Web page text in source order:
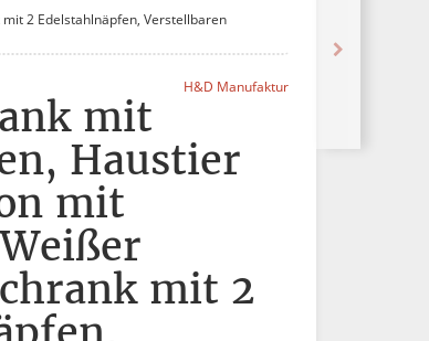
2 Edelstahlnäpfen, Verstellbaren
H&D Manufaktur
mit
Haustier
mit
mit 2